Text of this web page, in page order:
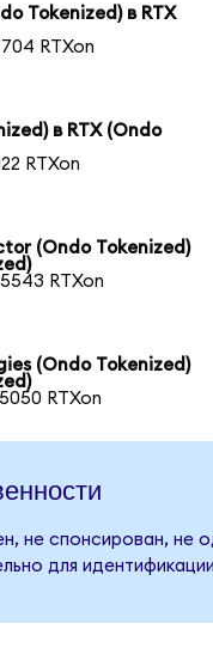
Tokenized) в RTX
RTXon
в RTX (Ondo
RTXon
(Ondo Tokenized)
RTXon
(Ondo Tokenized)
RTXon
не спонсирован, не
для